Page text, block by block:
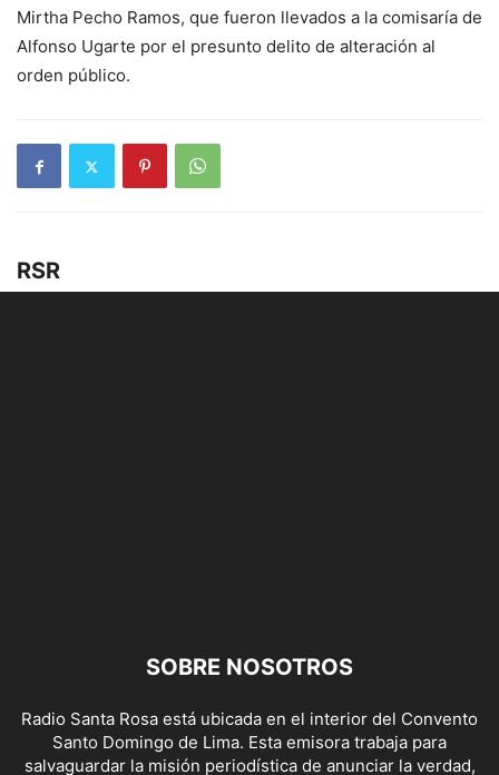
Mirtha Pecho Ramos, que fueron llevados a la comisaría de
Alfonso Ugarte por el presunto delito de alteración al
orden público.
RSR
SOBRE NOSOTROS
Radio Santa Rosa está ubicada en el interior del Convento
Santo Domingo de Lima. Esta emisora trabaja para
salvaguardar la misión periodística de anunciar la verdad,